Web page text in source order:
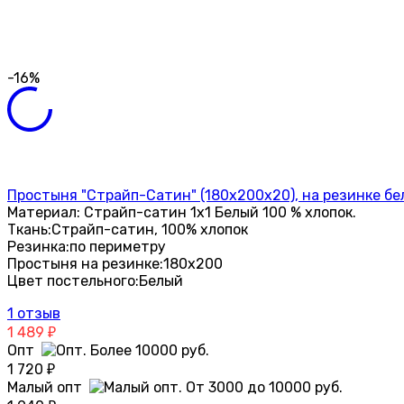
-16%
Простыня "Страйп-Сатин" (180х200х20), на резинке
Материал: Страйп-сатин 1х1 Белый 100 % хлопок.
Ткань:Страйп-сатин, 100% хлопок
Резинка:по периметру
Простыня на резинке:180х200
Цвет постельного:Белый
1 отзыв
1 489 ₽
Опт
1 720 ₽
Малый опт